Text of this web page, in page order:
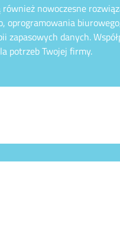
nowoczesne
oprogramowania
danych.
potrzeb Twojej firmy.